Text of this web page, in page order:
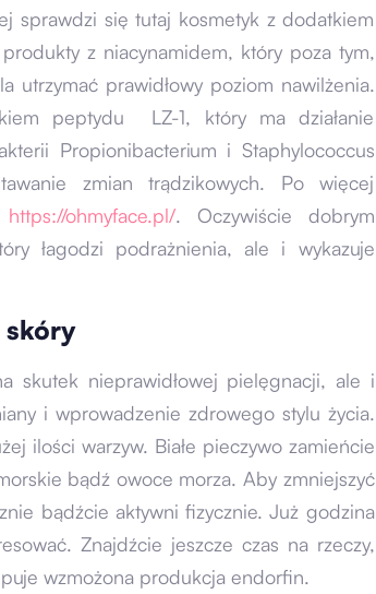
sprawdzi się tutaj kosmetyk z dodatkiem
z niacynamidem, który poza tym,
utrzymać prawidłowy poziom nawilżenia.
peptydu LZ-1, który ma działanie
Propionibacterium i Staphylococcus
zmian trądzikowych. Po więcej
https://ohmyface.pl/. Oczywiście dobrym
łagodzi podrażnienia, ale i wykazuje
skóry
skutek nieprawidłowej pielęgnacji, ale i
i wprowadzenie zdrowego stylu życia.
ilości warzyw. Białe pieczywo zamieńcie
bądź owoce morza. Aby zmniejszyć
bądźcie aktywni fizycznie. Już godzina
Znajdźcie jeszcze czas na rzeczy,
wzmożona produkcja endorfin.